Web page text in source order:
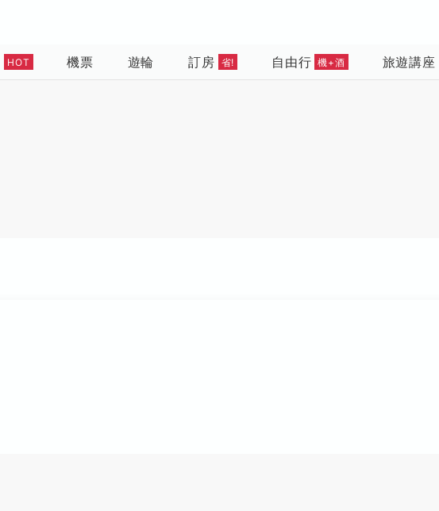
HOT 機票 遊輪 訂房 省! 自由行 機+酒 旅遊講座